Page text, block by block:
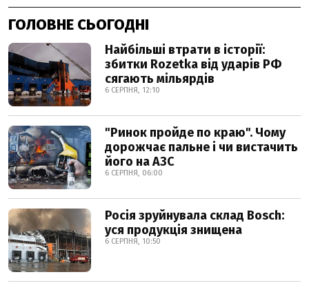
ГОЛОВНЕ СЬОГОДНІ
Найбільші втрати в історії:
збитки Rozetka від ударів РФ
сягають мільярдів
6 СЕРПНЯ, 12:10
"Ринок пройде по краю". Чому
дорожчає пальне і чи вистачить
його на АЗС
6 СЕРПНЯ, 06:00
Росія зруйнувала склад Bosch:
уся продукція знищена
6 СЕРПНЯ, 10:50